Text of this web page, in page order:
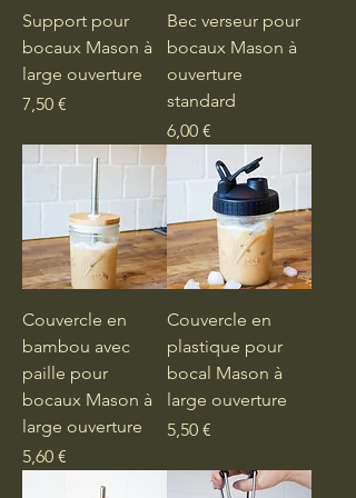
Support pour
bocaux Mason à
large ouverture
Prix
7,50 €
Bec verseur pour
bocaux Mason à
ouverture
standard
Prix
6,00 €
Couvercle en
bambou avec
paille pour
bocaux Mason à
large ouverture
Prix
5,60 €
Couvercle en
plastique pour
bocal Mason à
large ouverture
Prix
5,50 €